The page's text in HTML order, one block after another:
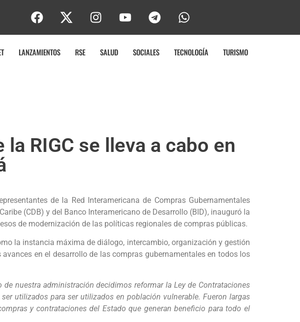
LANZAMIENTOS RSE SALUD SOCIALES TECNOLOGÍA TURISMO
RIGC se lleva a cabo en
de la Red Interamericana de Compras Gubernamentales
(CDB) y del Banco Interamericano de Desarrollo (BID), inauguró la
de modernización de las políticas regionales de compras públicas.
la instancia máxima de diálogo, intercambio, organización y gestión
en el desarrollo de las compras gubernamentales en todos los
de nuestra administración decidimos reformar la Ley de Contrataciones
utilizados para ser utilizados en población vulnerable. Fueron largas
y contrataciones del Estado que generan beneficio para todo el